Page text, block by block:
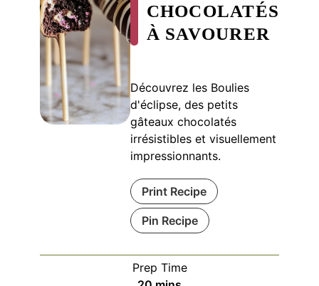
CHOCOLATÉS
À SAVOURER
Découvrez les Boulies
d'éclipse, des petits
gâteaux chocolatés
irrésistibles et visuellement
impressionnants.
Print Recipe
Pin Recipe
Prep Time